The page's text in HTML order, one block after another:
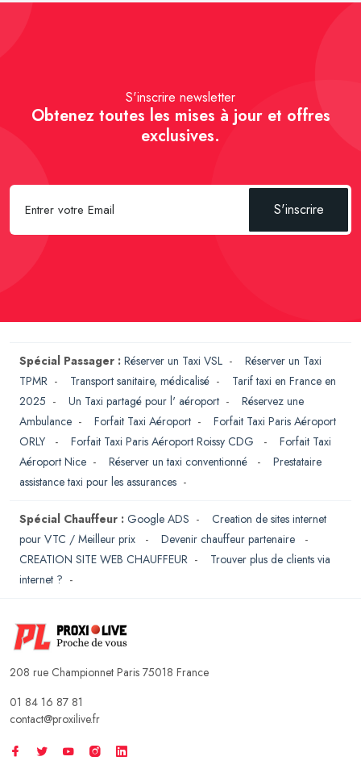
S'inscrire newsletter
Obtenez toutes les mises à jour et offres
exclusives.
S'inscrire
Spécial Passager : Réserver un Taxi VSL - Réserver un Taxi
TPMR - Transport sanitaire, médicalisé - Tarif taxi en France en
2025 - Un Taxi partagé pour l' aéroport - Réservez une
Ambulance - Forfait Taxi Aéroport - Forfait Taxi Paris Aéroport
ORLY
- Forfait Taxi Paris Aéroport Roissy CDG - Forfait Taxi
Aéroport Nice - Réserver un taxi conventionné - Prestataire
assistance taxi pour les assurances -
Spécial Chauffeur : Google ADS - Creation de sites internet
pour VTC / Meilleur prix
- Devenir chauffeur partenaire
-
CREATION SITE WEB CHAUFFEUR - Trouver plus de clients via
internet ? -
208 rue Championnet Paris 75018 France
01 84 16 87 81
contact@proxilive.fr